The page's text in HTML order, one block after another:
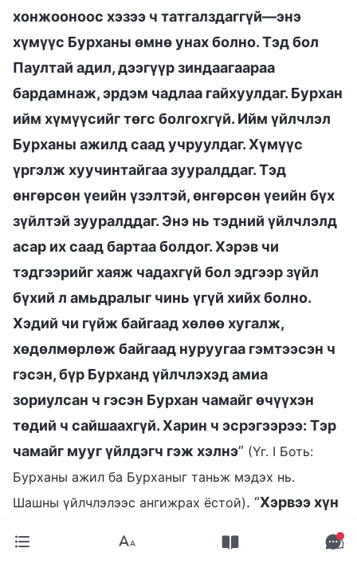
хонжооноос хэзээ ч татгалздаггүй—энэ
хүмүүс Бурханы өмнө унах болно. Тэд бол
Паултай адил, дээгүүр зиндаагаараа
бардамнаж, эрдэм чадлаа гайхуулдаг. Бурхан
ийм хүмүүсийг төгс болгохгүй. Ийм үйлчлэл
Бурханы ажилд саад учруулдаг. Хүмүүс
үргэлж хуучинтайгаа зууралддаг. Тэд
өнгөрсөн үеийн үзэлтэй, өнгөрсөн үеийн бүх
зүйлтэй зууралддаг. Энэ нь тэдний үйлчлэлд
асар их саад бартаа болдог. Хэрэв чи
тэдгээрийг хаяж чадахгүй бол эдгээр зүйл
бүхий л амьдралыг чинь үгүй хийх болно.
Хэдий чи гүйж байгаад хөлөө хугалж,
хөдөлмөрлөж байгаад нуруугаа гэмтээсэн ч
гэсэн, бүр Бурханд үйлчлэхэд амиа
зориулсан ч гэсэн Бурхан чамайг өчүүхэн
төдий ч сайшаахгүй. Харин ч эсрэгээрээ: Тэр
чамайг мууг үйлдэгч гэж хэлнэ” (Үг. I Боть:
Бурханы ажил ба Бурханыг таньж мэдэх нь.
Шашны үйлчлэлээс ангижрах ёстой). “Хэрвээ хүн
хүслээр үйлддэг бол ихэнхдээ Бурханыг